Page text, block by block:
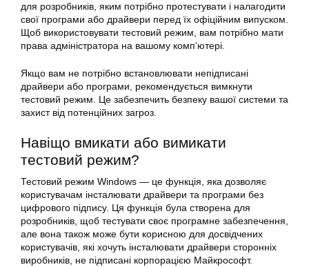
для розробників, яким потрібно протестувати і налагодити
свої програми або драйвери перед їх офіційним випуском.
Щоб використовувати тестовий режим, вам потрібно мати
права адміністратора на вашому комп’ютері.
Якщо вам не потрібно встановлювати непідписані
драйвери або програми, рекомендується вимкнути
тестовий режим. Це забезпечить безпеку вашої системи та
захист від потенційних загроз.
Навіщо вмикати або вимикати
тестовий режим?
Тестовий режим Windows — це функція, яка дозволяє
користувачам інсталювати драйвери та програми без
цифрового підпису. Ця функція була створена для
розробників, щоб тестувати своє програмне забезпечення,
але вона також може бути корисною для досвідчених
користувачів, які хочуть інсталювати драйвери сторонніх
виробників, не підписані корпорацією Майкрософт.